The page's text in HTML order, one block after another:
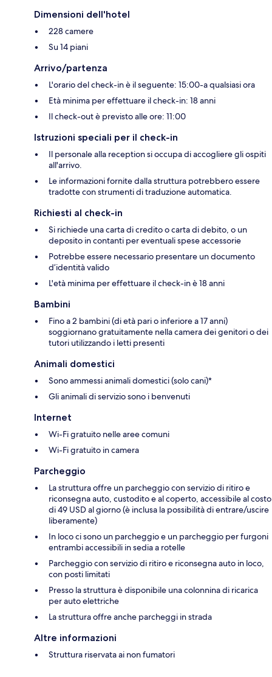
Dimensioni dell'hotel
228 camere
Su 14 piani
Arrivo/partenza
L'orario del check-in è il seguente: 15:00-a qualsiasi ora
Età minima per effettuare il check-in: 18 anni
Il check-out è previsto alle ore: 11:00
Istruzioni speciali per il check-in
Il personale alla reception si occupa di accogliere gli ospiti
all'arrivo.
Le informazioni fornite dalla struttura potrebbero essere
tradotte con strumenti di traduzione automatica.
Richiesti al check-in
Si richiede una carta di credito o carta di debito, o un
deposito in contanti per eventuali spese accessorie
Potrebbe essere necessario presentare un documento
d’identità valido
L'età minima per effettuare il check-in è 18 anni
Bambini
Fino a 2 bambini (di età pari o inferiore a 17 anni)
soggiornano gratuitamente nella camera dei genitori o dei
tutori utilizzando i letti presenti
Animali domestici
Sono ammessi animali domestici (solo cani)*
Gli animali di servizio sono i benvenuti
Internet
Wi-Fi gratuito nelle aree comuni
Wi-Fi gratuito in camera
Parcheggio
La struttura offre un parcheggio con servizio di ritiro e
riconsegna auto, custodito e al coperto, accessibile al costo
di 49 USD al giorno (è inclusa la possibilità di entrare/uscire
liberamente)
In loco ci sono un parcheggio e un parcheggio per furgoni
entrambi accessibili in sedia a rotelle
Parcheggio con servizio di ritiro e riconsegna auto in loco,
con posti limitati
Presso la struttura è disponibile una colonnina di ricarica
per auto elettriche
La struttura offre anche parcheggi in strada
Altre informazioni
Struttura riservata ai non fumatori